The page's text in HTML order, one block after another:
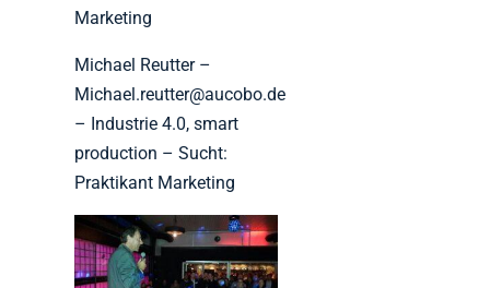
Marketing
Michael Reutter –
Michael.reutter@aucobo.de
– Industrie 4.0, smart
production – Sucht:
Praktikant Marketing